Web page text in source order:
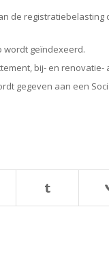
de registratiebelasting
wordt geïndexeerd.
bij- en renovatie-
gegeven aan een